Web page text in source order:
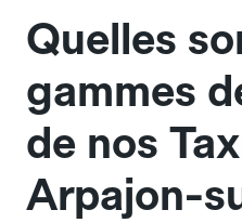
Quelles
gammes
de nos
Arpajon-